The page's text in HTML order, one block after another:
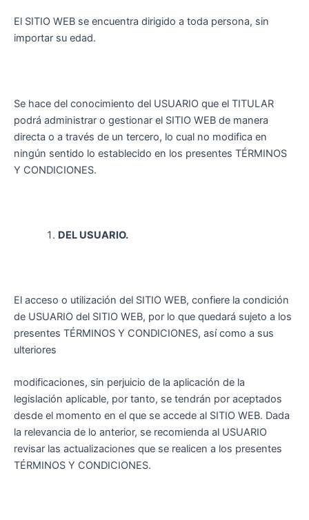
El SITIO WEB se encuentra dirigido a toda persona, sin
importar su edad.
Se hace del conocimiento del USUARIO que el TITULAR
podrá administrar o gestionar el SITIO WEB de manera
directa o a través de un tercero, lo cual no modifica en
ningún sentido lo establecido en los presentes TÉRMINOS
Y CONDICIONES.
DEL USUARIO.
El acceso o utilización del SITIO WEB, confiere la condición
de USUARIO del SITIO WEB, por lo que quedará sujeto a los
presentes TÉRMINOS Y CONDICIONES, así como a sus
ulteriores
modificaciones, sin perjuicio de la aplicación de la
legislación aplicable, por tanto, se tendrán por aceptados
desde el momento en el que se accede al SITIO WEB. Dada
la relevancia de lo anterior, se recomienda al USUARIO
revisar las actualizaciones que se realicen a los presentes
TÉRMINOS Y CONDICIONES.